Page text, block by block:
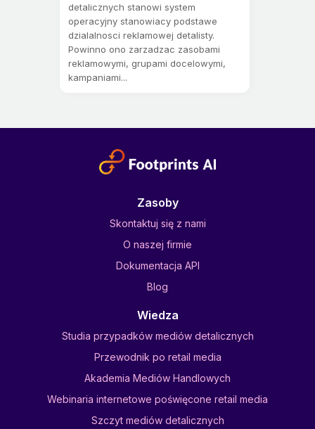
detalicznych stanowi system
operacyjny stanowiacy podstawe
dzialalnosci reklamowej detalisty.
Powinno ono zarzadzac zasobami
reklamowymi, grupami docelowymi,
kampaniami...
Zasoby
Skontaktuj się z nami
O naszej firmie
Dokumentacja API
Blog
Wiedza
Studia przypadków mediów detalicznych
Przewodnik po retail media
Akademia Mediów Handlowych
Webinaria internetowe poświęcone retail media
Szczyt mediów detalicznych